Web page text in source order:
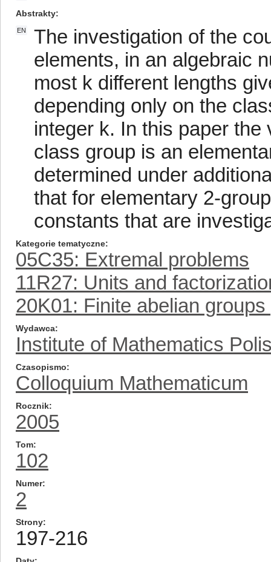
Abstrakty
EN
The investigation of the
elements, in an algebraic
most k different lengths
depending only on the
integer k. In this paper
class group is an
determined under
that for elementary 2-
constants that are
Kategorie tematyczne
05C35: Extremal problems
11R27: Units and
20K01: Finite abelian
Wydawca
Institute of Mathematics
Czasopismo
Colloquium Mathematicum
Rocznik
2005
Tom
102
Numer
2
Strony
197-216